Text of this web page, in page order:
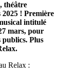
théâtre
2025 ! Première
intitulé
mars, pour
publics. Plus
Relax :